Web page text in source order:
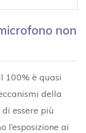
non
100% è quasi
della
essere più
l’esposizione ai